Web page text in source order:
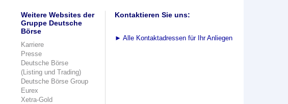
Weitere Websites der
Gruppe Deutsche
Börse
Karriere
Presse
Deutsche Börse
(Listing und Trading)
Deutsche Börse Group
Eurex
Xetra-Gold
Kontaktieren Sie uns:
► Alle Kontaktadressen für Ihr Anliegen